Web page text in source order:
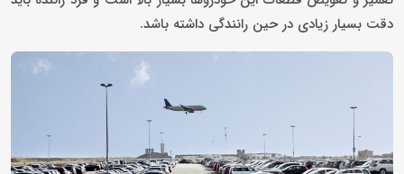
دقت بسیار زیادی در حین رانندگی داشته باشد.